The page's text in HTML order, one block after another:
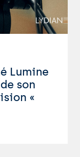
Lumine
son
«